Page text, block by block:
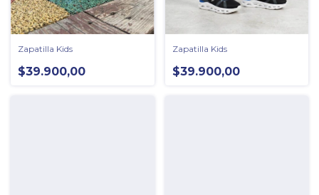
Zapatilla Kids
$39.900,00
Zapatilla Kids
$39.900,00